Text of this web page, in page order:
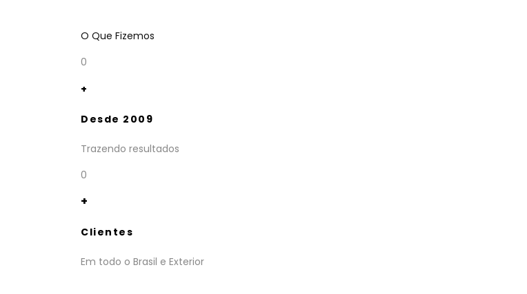
O Que Fizemos
0
+
Desde 2009
Trazendo resultados
0
+
Clientes
Em todo o Brasil e Exterior